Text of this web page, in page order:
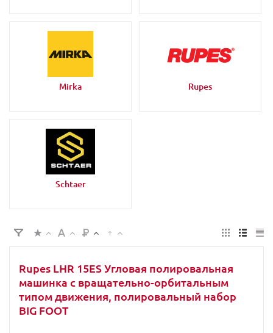
Mirka Rupes
Schtaer
Rupes LHR 15ES Угловая полировальная
машинка с вращательно-орбитальным
типом движения, полировальный набор
BIG FOOT